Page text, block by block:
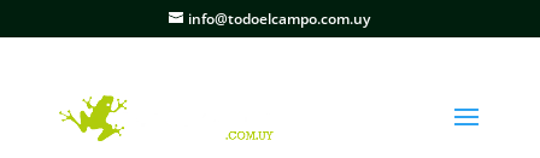
info@todoelcampo.com.uy